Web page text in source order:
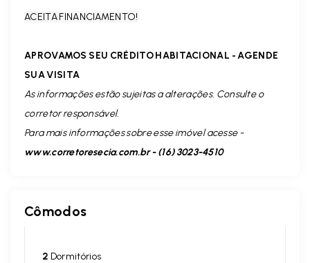
ACEITA FINANCIAMENTO!
APROVAMOS SEU CRÉDITO HABITACIONAL - AGENDE
SUA VISITA
As informações estão sujeitas a alterações. Consulte o
corretor responsável.
Para mais informações sobre esse imóvel acesse -
www.corretoresecia.com.br - (16) 3023-4510
Cômodos
2 Dormitórios